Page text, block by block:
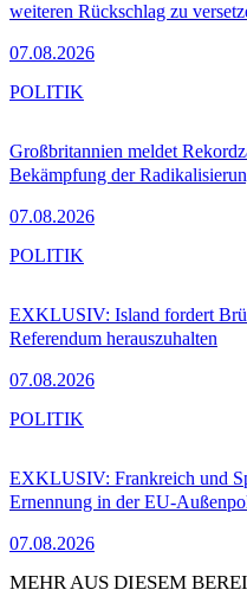
weiteren Rückschlag zu
07.08.2026
Großbritannien meldet
Bekämpfung der
07.08.2026
POLITIK
EXKLUSIV: Island fordert
Referendum herauszuhalten
07.08.2026
POLITIK
EXKLUSIV: Frankreich und
Ernennung in der EU-
07.08.2026
POLITIK
MEHR AUS DIESEM